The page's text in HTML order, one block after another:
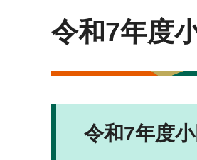
令和7年度
令和7年度